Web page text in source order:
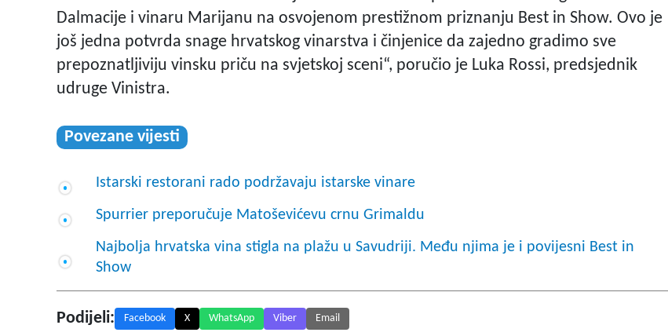
Dalmacije i vinaru Marijanu na osvojenom prestižnom priznanju Best in Show. Ovo je
još jedna potvrda snage hrvatskog vinarstva i činjenice da zajedno gradimo sve
prepoznatljiviju vinsku priču na svjetskoj sceni“, poručio je Luka Rossi, predsjednik
udruge Vinistra.
Povezane vijesti
Istarski restorani rado podržavaju istarske vinare
Spurrier preporučuje Matoševićevu crnu Grimaldu
Najbolja hrvatska vina stigla na plažu u Savudriji. Među njima je i povijesni Best in
Show
Podijeli: Facebook X WhatsApp Viber Email